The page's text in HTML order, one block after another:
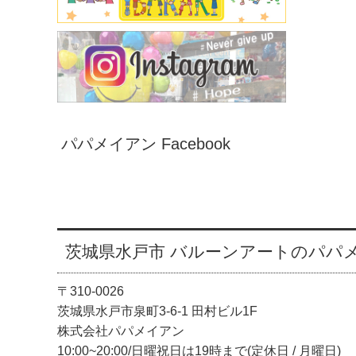
パパメイアン Facebook
茨城県水戸市 バルーンアートのパパ
〒310-0026
茨城県水戸市泉町3-6-1 田村ビル1F
株式会社パパメイアン
10:00~20:00/日曜祝日は19時まで(定休日 / 月曜日)